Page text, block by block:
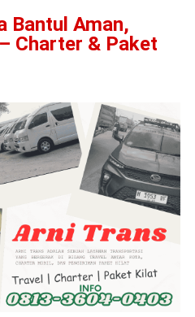
Bantul Aman,
Charter & Paket